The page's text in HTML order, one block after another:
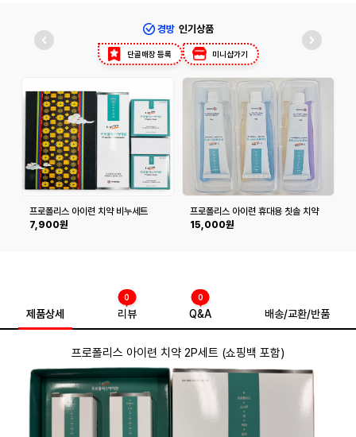
경방 인기상품
단골매장 등록 미니샵가기
프로폴리스 아이련 치약 비누세트
7,900원
프로폴리스 아이련 휴대용 칫솔 치약
세트 (칫솔 6개, 치약 60g*3개)
15,000원
제품상세 리뷰
0
Q&A
0
배송/교환/반품
프로폴리스 아이련 치약 2P세트 (쇼핑백 포함)